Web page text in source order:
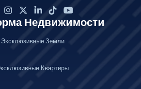
Недвижимости
Эксклюзивные Земли
Квартиры